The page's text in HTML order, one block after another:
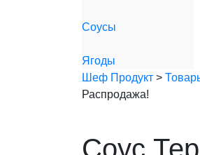
Соусы
Ягоды
Шеф Продукт >
Распродажа!
Соус